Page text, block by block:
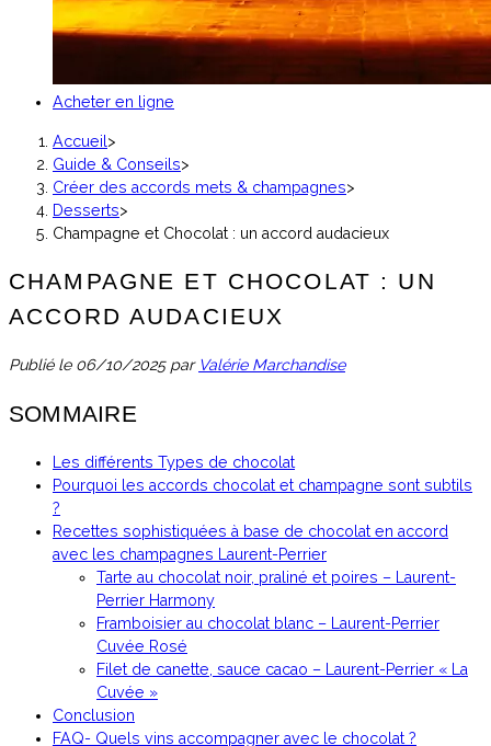
Acheter en ligne
Accueil>
Guide & Conseils>
Créer des accords mets & champagnes>
Desserts>
Champagne et Chocolat : un accord audacieux
CHAMPAGNE ET CHOCOLAT : UN
ACCORD AUDACIEUX
Publié le 06/10/2025 par Valérie Marchandise
SOMMAIRE
Les différents Types de chocolat
Pourquoi les accords chocolat et champagne sont subtils
?
Recettes sophistiquées à base de chocolat en accord
avec les champagnes Laurent-Perrier
Tarte au chocolat noir, praliné et poires – Laurent-
Perrier Harmony
Framboisier au chocolat blanc – Laurent-Perrier
Cuvée Rosé
Filet de canette, sauce cacao – Laurent-Perrier « La
Cuvée »
Conclusion
FAQ- Quels vins accompagner avec le chocolat ?